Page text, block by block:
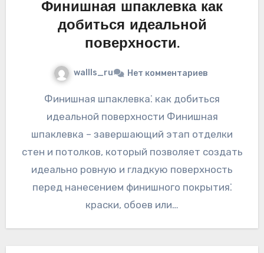
Финишная шпаклевка как
добиться идеальной
поверхности.
wallls_ru Нет комментариев
Финишная шпаклевка⁚ как добиться
идеальной поверхности Финишная
шпаклевка – завершающий этап отделки
стен и потолков, который позволяет создать
идеально ровную и гладкую поверхность
перед нанесением финишного покрытия⁚
краски, обоев или…